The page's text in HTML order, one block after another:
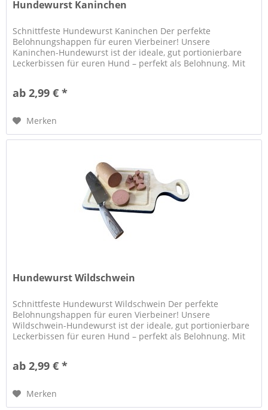
Hundewurst Kaninchen
Schnittfeste Hundewurst Kaninchen Der perfekte
Belohnungshappen für euren Vierbeiner! Unsere
Kaninchen-Hundewurst ist der ideale, gut portionierbare
Leckerbissen für euren Hund – perfekt als Belohnung. Mit
ab 2,99 € *
Merken
Hundewurst Wildschwein
Schnittfeste Hundewurst Wildschwein Der perfekte
Belohnungshappen für euren Vierbeiner! Unsere
Wildschwein-Hundewurst ist der ideale, gut portionierbare
Leckerbissen für euren Hund – perfekt als Belohnung. Mit
ab 2,99 € *
Merken